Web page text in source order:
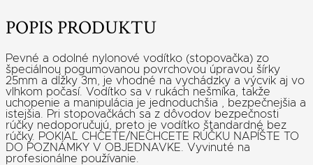
POPIS PRODUKTU
Pevné a odolné nylonové vodítko (stopovačka) zo
špeciálnou pogumovanou povrchovou úpravou šírky
25mm a dĺžky 3m, je vhodné na vychádzky a výcvik aj vo
vlhkom počasí. Vodítko sa v rukách nešmíka, takže
uchopenie a manipulácia je jednoduchšia , bezpečnejšia a
istejšia. Pri stopovačkách sa z dôvodov bezpečnosti
rúčky nedoporučujú, preto je vodítko štandardné bez
rúčky. POKIAĽ CHCETE/NECHCETE RÚČKU NAPÍŠTE TO
DO POZNÁMKY V OBJEDNAVKE. Vyvinuté na
profesionálne používanie.